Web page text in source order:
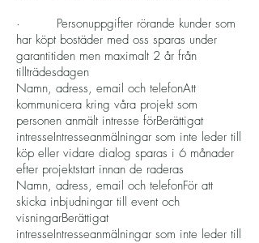
· Personuppgifter rörande kunder som
har köpt bostäder med oss sparas under
garantitiden men maximalt 2 år från
tillträdesdagen
Namn, adress, email och telefonAtt
kommunicera kring våra projekt som
personen anmält intresse förBerättigat
intresseIntresseanmälningar som inte leder till
köp eller vidare dialog sparas i 6 månader
efter projektstart innan de raderas
Namn, adress, email och telefonFör att
skicka inbjudningar till event och
visningarBerättigat
intresseIntresseanmälningar som inte leder till